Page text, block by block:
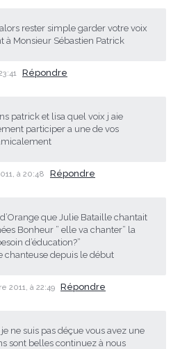
rester simple garder votre voix
à Monsieur Sébastien Patrick
Répondre
patrick et lisa quel voix j aie
participer a une de vos
à 20:48 Répondre
que Julie Bataille chantait
Bonheur ” elle va chanter” la
d’éducation?”
chanteuse depuis le début
2011, à 22:49 Répondre
ne suis pas déçue vous avez une
sont belles continuez à nous